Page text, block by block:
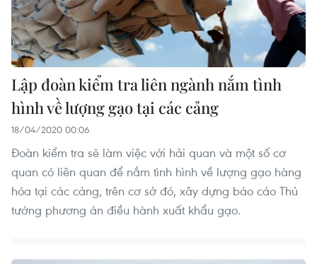
Lập đoàn kiểm tra liên ngành nắm tình
hình về lượng gạo tại các cảng
18/04/2020 00:06
Đoàn kiểm tra sẽ làm việc với hải quan và một số cơ
quan có liên quan để nắm tình hình về lượng gạo hàng
hóa tại các cảng, trên cơ sở đó, xây dựng báo cáo Thủ
tướng phương án điều hành xuất khẩu gạo.